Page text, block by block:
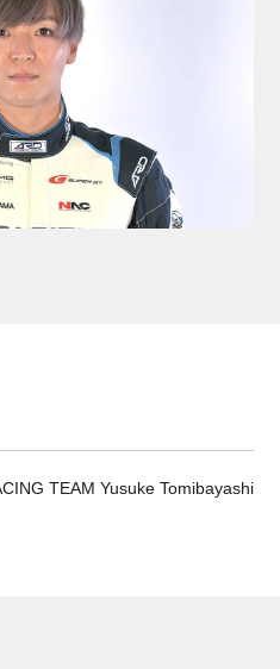
TEAM Yusuke Tomibayashi